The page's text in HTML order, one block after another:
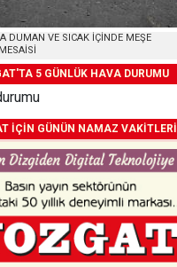
DUMAN VE SICAK İÇİNDE MEŞE
5 GÜNLÜK HAVA DURUMU
İÇİN GÜNÜN NAMAZ VAKİTLERİ